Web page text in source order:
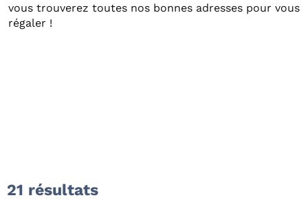
vous trouverez toutes nos bonnes adresses pour vous
régaler !
21 résultats